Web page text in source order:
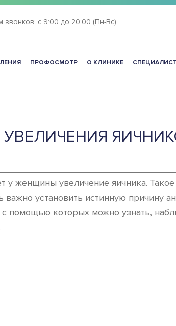
звонков: с 9:00 до 20:00 (Пн-Вс)
ПРОФОСМОТР О КЛИНИКЕ
женщины увеличение яичника. Такое
установить истинную причину
помощью которых можно узнать,